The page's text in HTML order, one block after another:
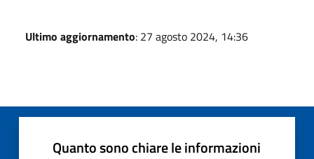
Ultimo aggiornamento: 27 agosto 2024, 14:36
Quanto sono chiare le informazioni